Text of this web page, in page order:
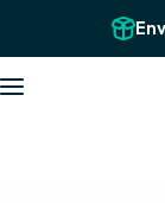
Saltar al